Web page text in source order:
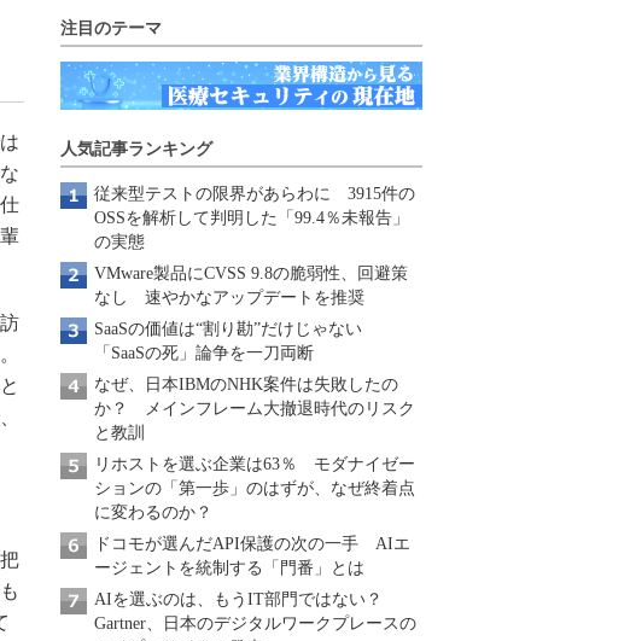
注目のテーマ
人気記事ランキング
従来型テストの限界があらわに 3915件の
OSSを解析して判明した「99.4％未報告」
の実態
VMware製品にCVSS 9.8の脆弱性、回避策
なし 速やかなアップデートを推奨
SaaSの価値は“割り勘”だけじゃない
「SaaSの死」論争を一刀両断
なぜ、日本IBMのNHK案件は失敗したの
か？ メインフレーム大撤退時代のリスク
と教訓
リホストを選ぶ企業は63％ モダナイゼー
ションの「第一歩」のはずが、なぜ終着点
に変わるのか？
ドコモが選んだAPI保護の次の一手 AIエ
ージェントを統制する「門番」とは
AIを選ぶのは、もうIT部門ではない？
Gartner、日本のデジタルワークプレースの